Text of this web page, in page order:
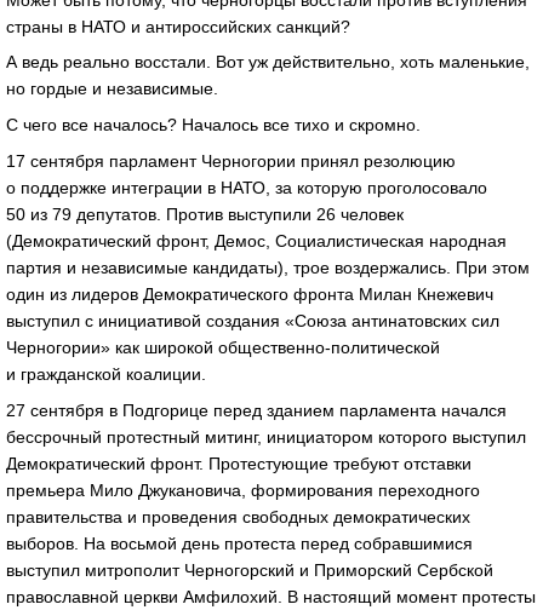
страны в НАТО и антироссийских санкций?
А ведь реально восстали. Вот уж действительно, хоть маленькие,
но гордые и независимые.
С чего все началось? Началось все тихо и скромно.
17 сентября парламент Черногории принял резолюцию
о поддержке интеграции в НАТО, за которую проголосовало
50 из 79 депутатов. Против выступили 26 человек
(Демократический фронт, Демос, Социалистическая народная
партия и независимые кандидаты), трое воздержались. При этом
один из лидеров Демократического фронта Милан Кнежевич
выступил с инициативой создания «Союза антинатовских сил
Черногории» как широкой общественно-политической
и гражданской коалиции.
27 сентября в Подгорице перед зданием парламента начался
бессрочный протестный митинг, инициатором которого выступил
Демократический фронт. Протестующие требуют отставки
премьера Мило Джукановича, формирования переходного
правительства и проведения свободных демократических
выборов. На восьмой день протеста перед собравшимися
выступил митрополит Черногорский и Приморский Сербской
православной церкви Амфилохий. В настоящий момент протесты